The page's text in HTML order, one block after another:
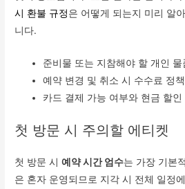
시 환불 규정은 어떻게 되는지 미리 알
니다.
준비물 또는 지참해야 할 개인 물
예약 변경 및 취소 시 수수료 정
카드 결제 가능 여부와 현금 할인
첫 방문 시 주의할 에티켓
첫 방문 시예약 시간 엄수는 가장 기본
은 혼자 운영되므로 지각 시 전체 일정